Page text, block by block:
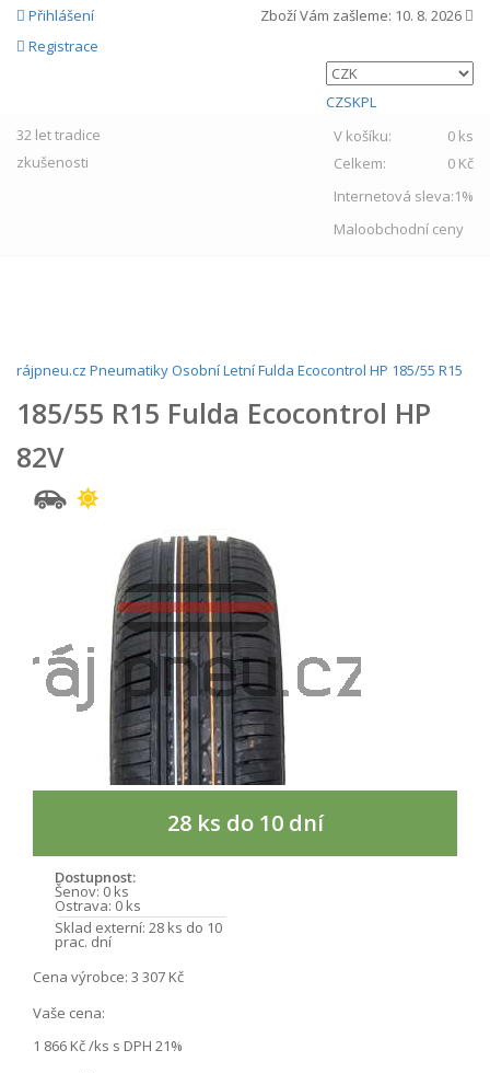
Přihlášení
Registrace
Zboží Vám zašleme: 10. 8. 2026
CZSKPL
32 lettradice
zkušenosti
V košíku:
0 ks
Celkem:
0 Kč
Internetová sleva:1%
Maloobchodní ceny
rájpneu.cz PneumatikyOsobníLetníFulda Ecocontrol HP 185/55 R15
185/55 R15 Fulda Ecocontrol HP
82V
28 ks do 10 dní
Dostupnost:
Šenov: 0 ks
Ostrava: 0 ks
Sklad externí: 28 ks do 10
prac. dní
Cena výrobce: 3 307 Kč
Vaše cena:
1 866 Kč/ks s DPH 21%